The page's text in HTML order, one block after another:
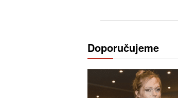
Doporučujeme